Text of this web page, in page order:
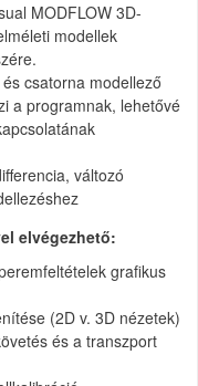
MODFLOW 3D-
modellek
csatorna modellező
a programnak, lehetővé
változó
elvégezhető:
grafikus
(2D v. 3D nézetek)
és a transzport